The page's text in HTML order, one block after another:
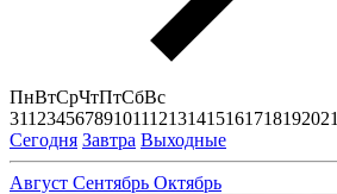
ПнВтСрЧтПтСбВс
311 23456789101112131415161718192021
Сегодня Завтра Выходные
Август Сентябрь Октябрь